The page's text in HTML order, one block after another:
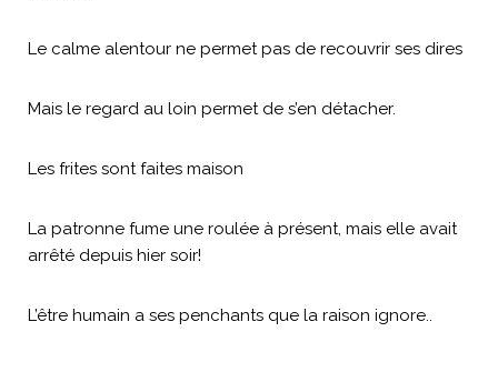
Le calme alentour ne permet pas de recouvrir ses dires
Mais le regard au loin permet de s’en détacher.
Les frites sont faites maison
La patronne fume une roulée à présent, mais elle avait
arrêté depuis hier soir!
L’être humain a ses penchants que la raison ignore..